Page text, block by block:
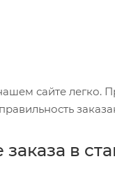
сайте легко.
в